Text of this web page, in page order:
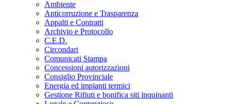
Ambiente
Anticorruzione e Trasparenza
Appalti e Contratti
Archivio e Protocollo
C.E.D.
Circondari
Comunicati Stampa
Concessioni autorizzazioni
Consiglio Provinciale
Energia ed impianti termici
Gestione Rifiuti e bonifica siti inquinanti